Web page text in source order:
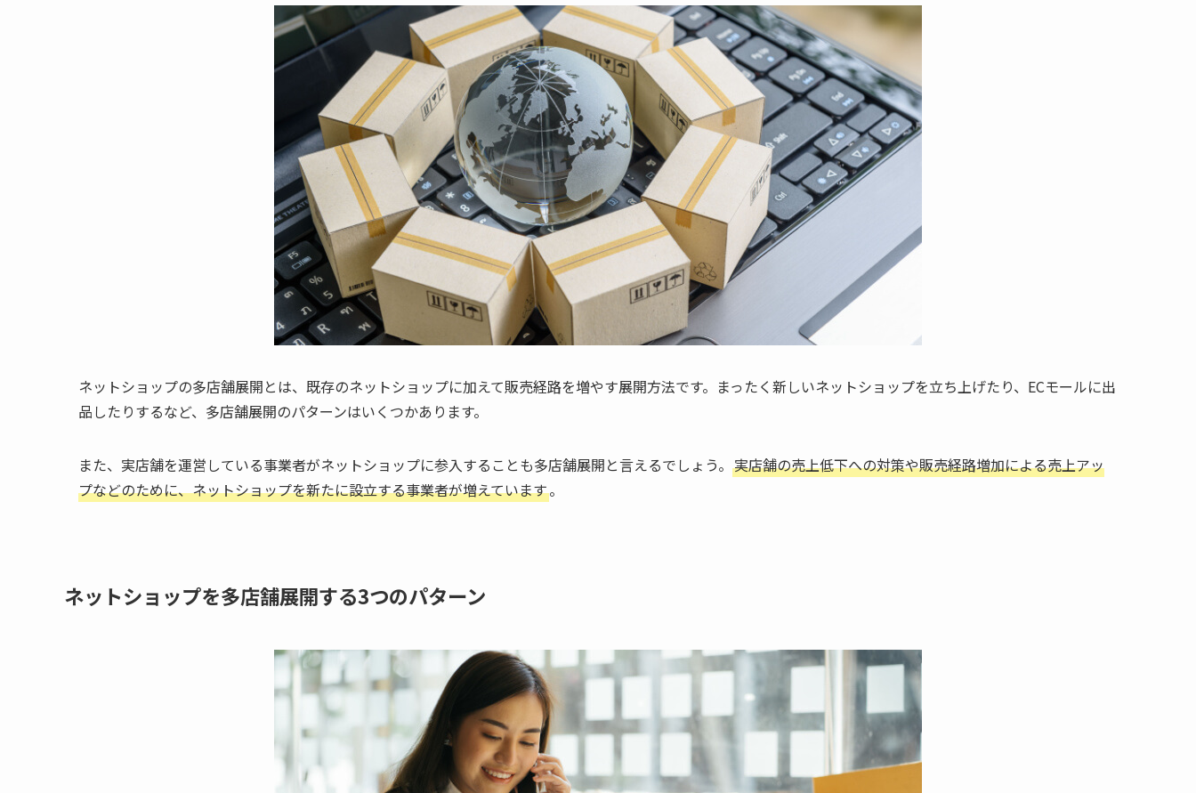
ネットショップの多店舗展開とは、既存のネットショップに加えて販売経路を増やす展開方法です。まったく新しいネットショップを立ち上げたり、ECモールに出
品したりするなど、多店舗展開のパターンはいくつかあります。
また、実店舗を運営している事業者がネットショップに参入することも多店舗展開と言えるでしょう。 実店舗の売上低下への対策や販売経路増加による売上アッ
プなどのために、ネットショップを新たに設立する事業者が増えています。
ネットショップを多店舗展開する3つのパターン